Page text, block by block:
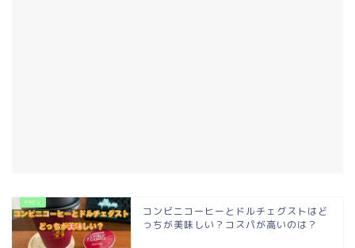
コンビニコーヒーとドルチェグストはど
っちが美味しい？コスパが高いのは？